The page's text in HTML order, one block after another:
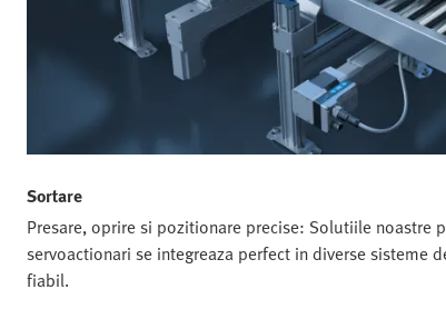
Sortare
Presare, oprire si pozitionare precise: Solutiile noastre
servoactionari se integreaza perfect in diverse sisteme
fiabil.